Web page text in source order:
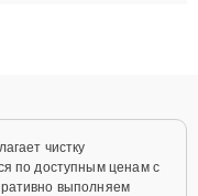
чистку
по доступным ценам с
выполняем